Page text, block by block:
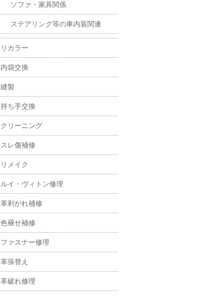
ソファ・家具関係
ステアリング等の車内装関連
リカラー
内袋交換
縫製
持ち手交換
クリーニング
スレ傷補修
リメイク
ルイ・ヴィトン修理
革剥がれ補修
色褪せ補修
ファスナー修理
革張替え
革破れ修理